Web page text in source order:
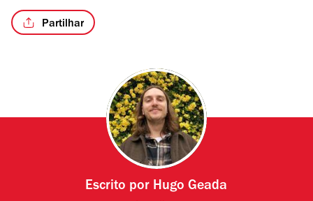
Partilhar
Escrito por Hugo Geada